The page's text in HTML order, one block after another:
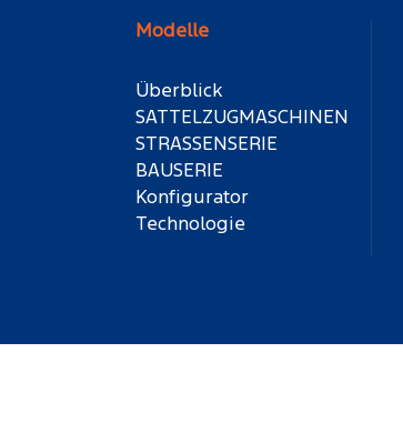
Modelle
Überblick
SATTELZUGMASCHINEN
STRASSENSERIE
BAUSERIE
Konfigurator
Technologie